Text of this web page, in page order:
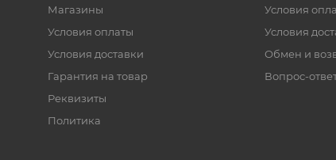
Магазины
Условия оплаты
Условия доставки
Гарантия на товар
Реквизиты
Политика
Условия
Условия
Обмен и
Вопрос-